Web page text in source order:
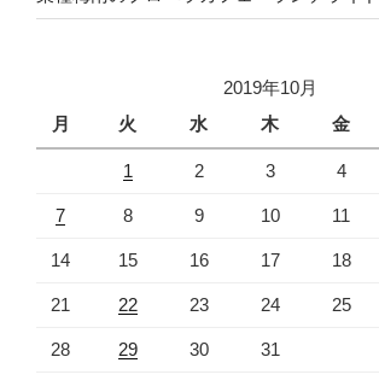
2019年10月
月
火 水 木 金
1 2 3 4
7 8 9 10 11
14 15 16 17 18
21 22 23 24 25
28 29 30 31